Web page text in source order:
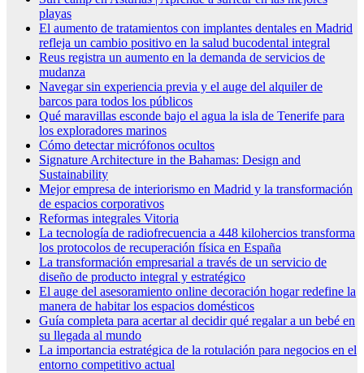
playas
El aumento de tratamientos con implantes dentales en Madrid
refleja un cambio positivo en la salud bucodental integral
Reus registra un aumento en la demanda de servicios de
mudanza
Navegar sin experiencia previa y el auge del alquiler de
barcos para todos los públicos
Qué maravillas esconde bajo el agua la isla de Tenerife para
los exploradores marinos
Cómo detectar micrófonos ocultos
Signature Architecture in the Bahamas: Design and
Sustainability
Mejor empresa de interiorismo en Madrid y la transformación
de espacios corporativos
Reformas integrales Vitoria
La tecnología de radiofrecuencia a 448 kilohercios transforma
los protocolos de recuperación física en España
La transformación empresarial a través de un servicio de
diseño de producto integral y estratégico
El auge del asesoramiento online decoración hogar redefine la
manera de habitar los espacios domésticos
Guía completa para acertar al decidir qué regalar a un bebé en
su llegada al mundo
La importancia estratégica de la rotulación para negocios en el
entorno competitivo actual